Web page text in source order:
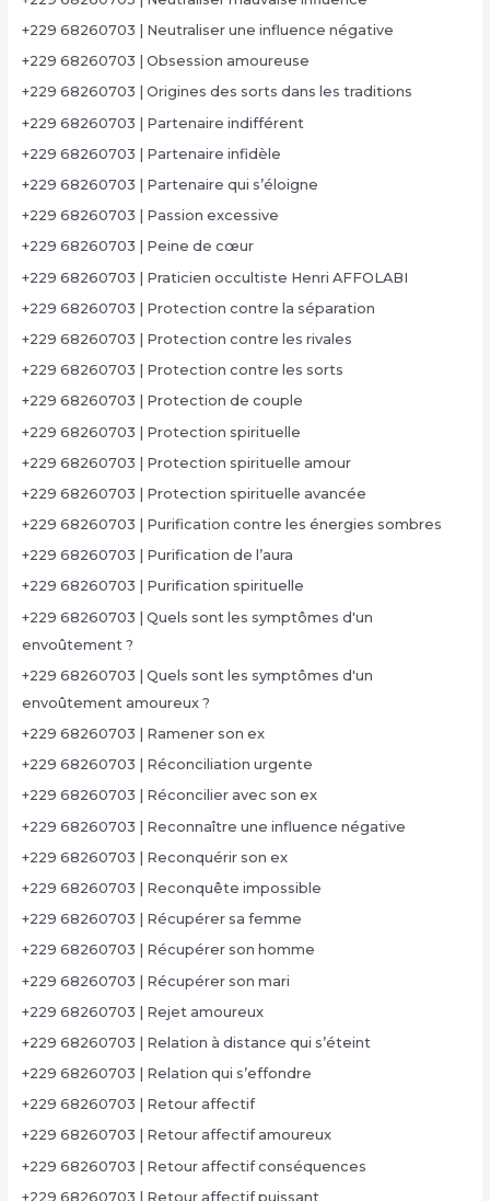
+229 68260703 | Neutraliser une influence négative
+229 68260703 | Obsession amoureuse
+229 68260703 | Origines des sorts dans les traditions
+229 68260703 | Partenaire indifférent
+229 68260703 | Partenaire infidèle
+229 68260703 | Partenaire qui s’éloigne
+229 68260703 | Passion excessive
+229 68260703 | Peine de cœur
+229 68260703 | Praticien occultiste Henri AFFOLABI
+229 68260703 | Protection contre la séparation
+229 68260703 | Protection contre les rivales
+229 68260703 | Protection contre les sorts
+229 68260703 | Protection de couple
+229 68260703 | Protection spirituelle
+229 68260703 | Protection spirituelle amour
+229 68260703 | Protection spirituelle avancée
+229 68260703 | Purification contre les énergies sombres
+229 68260703 | Purification de l’aura
+229 68260703 | Purification spirituelle
+229 68260703 | Quels sont les symptômes d'un
envoûtement ?
+229 68260703 | Quels sont les symptômes d'un
envoûtement amoureux ?
+229 68260703 | Ramener son ex
+229 68260703 | Réconciliation urgente
+229 68260703 | Réconcilier avec son ex
+229 68260703 | Reconnaître une influence négative
+229 68260703 | Reconquérir son ex
+229 68260703 | Reconquête impossible
+229 68260703 | Récupérer sa femme
+229 68260703 | Récupérer son homme
+229 68260703 | Récupérer son mari
+229 68260703 | Rejet amoureux
+229 68260703 | Relation à distance qui s’éteint
+229 68260703 | Relation qui s’effondre
+229 68260703 | Retour affectif
+229 68260703 | Retour affectif amoureux
+229 68260703 | Retour affectif conséquences
+229 68260703 | Retour affectif puissant